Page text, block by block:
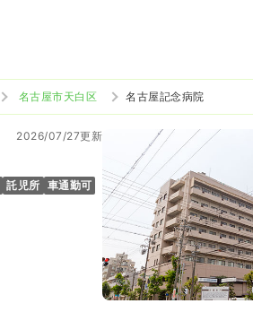
名古屋市天白区 名古屋記念病院
2026/07/27更新
託児所 車通勤可